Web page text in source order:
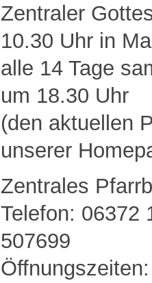
Zentraler
10.30 Uhr in
alle 14 Tage
um 18.30 Uhr
(den aktuellen
unserer
Zentrales
Telefon: 06372
507699